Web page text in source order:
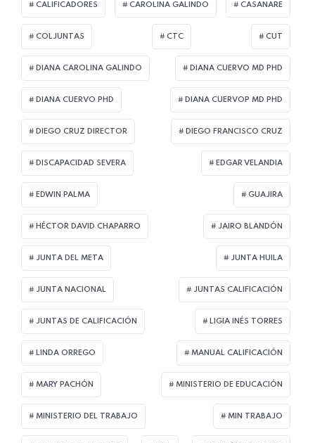
CALIFICADORES CAROLINA GALINDO CASANARE
COLJUNTAS CTC CUT
DIANA CAROLINA GALINDO DIANA CUERVO MD PHD
DIANA CUERVO PHD DIANA CUERVOP MD PHD
DIEGO CRUZ DIRECTOR DIEGO FRANCISCO CRUZ
DISCAPACIDAD SEVERA EDGAR VELANDIA
EDWIN PALMA GUAJIRA
HÉCTOR DAVID CHAPARRO JAIRO BLANDÓN
JUNTA DEL META JUNTA HUILA
JUNTA NACIONAL JUNTAS CALIFICACIÓN
JUNTAS DE CALIFICACIÓN LIGIA INÉS TORRES
LINDA ORREGO MANUAL CALIFICACIÓN
MARY PACHÓN MINISTERIO DE EDUCACIÓN
MINISTERIO DEL TRABAJO MIN TRABAJO